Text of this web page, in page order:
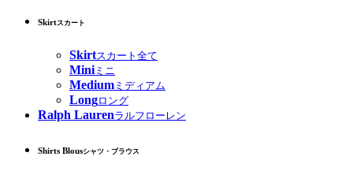
Skirtスカート
Skirtスカート全て
Miniミニ
Medium ミディアム
Longロング
Ralph Laurenラルフローレン
Shirts Blousシャツ・ブラウス